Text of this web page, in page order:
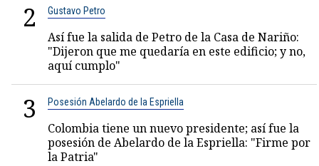
2 Gustavo Petro
Así fue la salida de Petro de la Casa de Nariño:
"Dijeron que me quedaría en este edificio; y no,
aquí cumplo"
3 Posesión Abelardo de la Espriella
Colombia tiene un nuevo presidente; así fue la
posesión de Abelardo de la Espriella: "Firme por
la Patria"